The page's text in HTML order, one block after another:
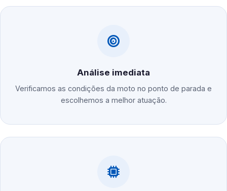
Análise imediata
Verificamos as condições da moto no ponto de parada e
escolhemos a melhor atuação.